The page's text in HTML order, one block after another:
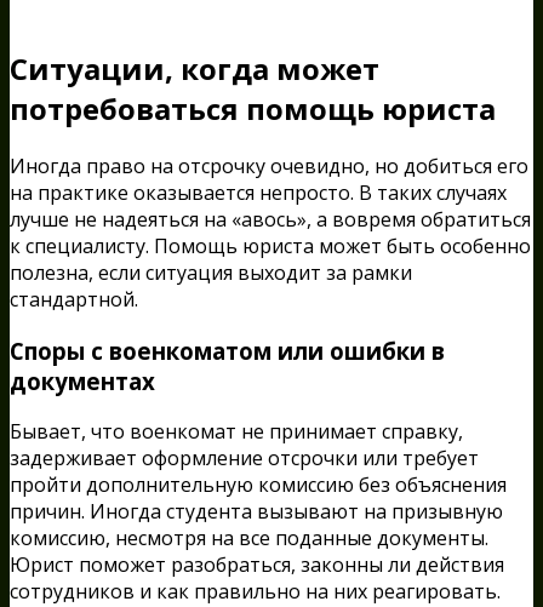
Ситуации, когда может
потребоваться помощь юриста
Иногда право на отсрочку очевидно, но добиться его
на практике оказывается непросто. В таких случаях
лучше не надеяться на «авось», а вовремя обратиться
к специалисту. Помощь юриста может быть особенно
полезна, если ситуация выходит за рамки
стандартной.
Споры с военкоматом или ошибки в
документах
Бывает, что военкомат не принимает справку,
задерживает оформление отсрочки или требует
пройти дополнительную комиссию без объяснения
причин. Иногда студента вызывают на призывную
комиссию, несмотря на все поданные документы.
Юрист поможет разобраться, законны ли действия
сотрудников и как правильно на них реагировать.